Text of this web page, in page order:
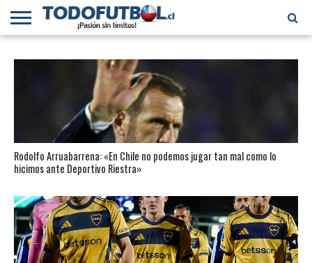
DIVISIÓN
PRIMERA
SELECCIÓN
CHILENOS
FÚTBOL
INTERNACIONAL
Rodolfo Arruabarrena: «En Chile no podemos jugar tan mal como lo
hicimos ante Deportivo Riestra»